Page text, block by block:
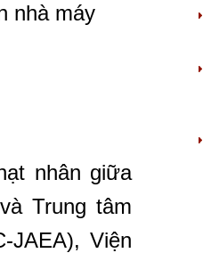
nhà máy
nhân giữa
Trung tâm
JAEA), Viện